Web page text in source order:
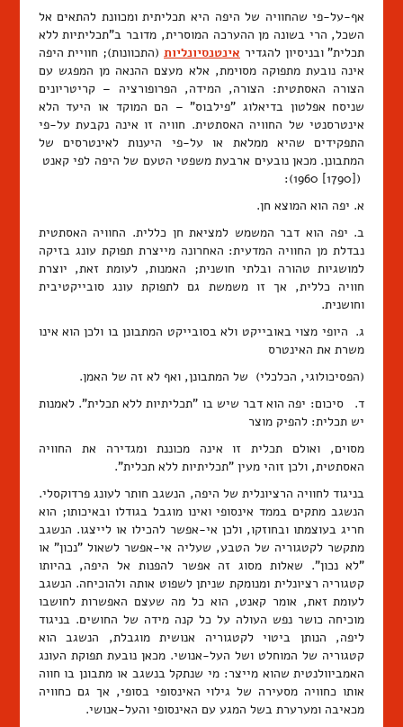
אף-על-פי שהחוויה של היפה היא תכליתית ומכוונת להתאים אל
השכל, הרי בשונה מן ההערכה המוסרית, מדובר ב"תכליתיות ללא
תכלית" ובניסיון להגדיר אינטנסיונליות (התכוונות); חוויית היפה
אינה נובעת מתפוקה מסוימת, אלא מעצם ההנאה מן המפגש עם
הצורה האסתטית: הצורה, המידה, הפרופורציה – קריטריונים
שניסח אפלטון בדיאלוג "פילבוס" – הם המוקד או היעד הלא
אינטרסנטי של החוויה האסתטית. חוויה זו אינה נקבעת על-פי
התפקידים שהיא ממלאת או על-פי היענות לאינטרסים של
המתבונן. מכאן נובעים ארבעת משפטי הטעם של היפה לפי קאנט
([1790] 1960):
א. יפה הוא המוצא חן.
ב. יפה הוא דבר המשמש למציאת חן כללית. החוויה האסתטית
נבדלת מן החוויה המדעית: האחרונה מייצרת תפוקת עונג בזיקה
למושגיות טהורה ובלתי חושנית; האמנות, לעומת זאת, יוצרת
חוויה כללית, אך זו משמשת גם לתפוקת עונג סובייקטיבית
וחושנית.
ג. היופי מצוי באובייקט ולא בסובייקט המתבונן בו ולכן הוא אינו
משרת את האינטרס
(הפסיכולוגי, הכלכלי) של המתבונן, ואף לא זה של האמן.
ד. סיכום: יפה הוא דבר שיש בו "תכליתיות ללא תכלית". לאמנות
יש תכלית: להפיק מוצר
מסוים, ואולם תכלית זו אינה מכוננת ומגדירה את החוויה
האסתטית, ולכן זוהי מעין "תכליתיות ללא תכלית".
בניגוד לחוויה הרציונלית של היפה, הנשגב חותר לעונג פרדוקסלי.
הנשגב מתקים בממד אינסופי ואינו מוגבל בגודלו ובאיכותו; הוא
חריג בעוצמתו ובחוזקו, ולכן אי-אפשר להכילו או לייצגו. הנשגב
מתקשר לקטגוריה של הטבע, שעליה אי-אפשר לשאול "נכון" או
"לא נכון". שאלות מסוג זה אפשר להפנות אל היפה, בהיותו
קטגוריה רציונלית ומנומקת שניתן לשפוט אותה ולהוכיחה. הנשגב
לעומת זאת, אומר קאנט, הוא כל מה שעצם האפשרות לחושבו
מוכיחה כושר נפש העולה על כל קנה מידה של החושים. בניגוד
ליפה, הנותן ביטוי לקטגוריה אנושית מוגבלת, הנשגב הוא
קטגוריה של המוחלט ושל העל-אנושי. מכאן נובעת תפוקת העונג
האמביוולנטית שהוא מייצר: מי שנתקל בנשגב או מתבונן בו חווה
אותו כחוויה מסעירה של גילוי האינסופי בסופי, אך גם כחוויה
מכאיבה ומערערת בשל המגע עם האינסופי והעל-אנושי.